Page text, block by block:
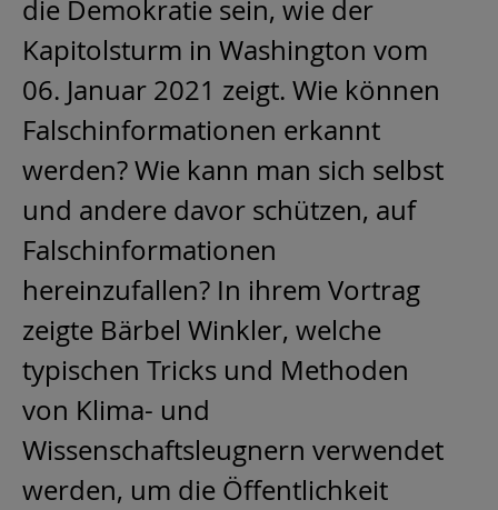
die Demokratie sein, wie der
Kapitolsturm in Washington vom
06. Januar 2021 zeigt. Wie können
Falschinformationen erkannt
werden? Wie kann man sich selbst
und andere davor schützen, auf
Falschinformationen
hereinzufallen? In ihrem Vortrag
zeigte Bärbel Winkler, welche
typischen Tricks und Methoden
von Klima- und
Wissenschaftsleugnern verwendet
werden, um die Öffentlichkeit